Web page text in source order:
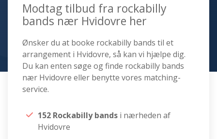
Modtag tilbud fra rockabilly
bands nær Hvidovre her
Ønsker du at booke rockabilly bands til et
arrangement i Hvidovre, så kan vi hjælpe dig.
Du kan enten søge og finde rockabilly bands
nær Hvidovre eller benytte vores matching-
service.
152 Rockabilly bands i nærheden af
Hvidovre